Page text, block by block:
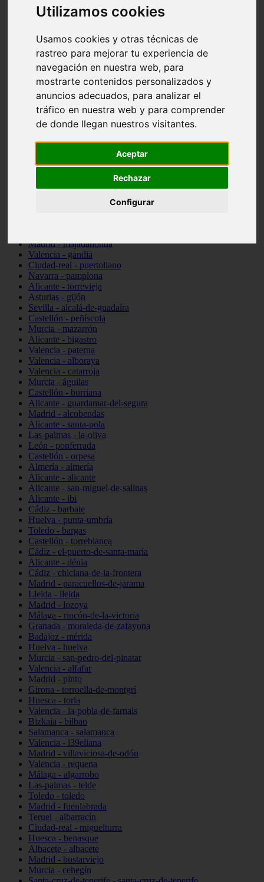
Utilizamos cookies
Usamos cookies y otras técnicas de
rastreo para mejorar tu experiencia de
navegación en nuestra web, para
mostrarte contenidos personalizados y
anuncios adecuados, para analizar el
tráfico en nuestra web y para comprender
de donde llegan nuestros visitantes.
Aceptar
Rechazar
Configurar
Valencia - beniparrell
Valencia - burjassot
Valencia - sagunt
Alicante - alcoi
Asturias - ribadesella
Castellón - benicàssim
Alicante - el-campello
Pontevedra - o-grove
Cádiz - rota
Madrid - las-rozas-de-madrid
Alicante - altea
Alicante - calp
Madrid - majadahonda
Valencia - gandia
Ciudad-real - puertollano
Navarra - pamplona
Alicante - torrevieja
Asturias - gijón
Sevilla - alcalá-de-guadaíra
Castellón - peñíscola
Murcia - mazarrón
Alicante - bigastro
Valencia - paterna
Valencia - alboraya
Valencia - catarroja
Murcia - águilas
Castellón - burriana
Alicante - guardamar-del-segura
Madrid - alcobendas
Alicante - santa-pola
Las-palmas - la-oliva
León - ponferrada
Castellón - orpesa
Almería - almería
Alicante - alicante
Alicante - san-miguel-de-salinas
Alicante - ibi
Cádiz - barbate
Huelva - punta-umbría
Toledo - bargas
Castellón - torreblanca
Cádiz - el-puerto-de-santa-maría
Alicante - dénia
Cádiz - chiclana-de-la-frontera
Madrid - paracuellos-de-jarama
Lleida - lleida
Madrid - lozoya
Málaga - rincón-de-la-victoria
Granada - moraleda-de-zafayona
Badajoz - mérida
Huelva - huelva
Murcia - san-pedro-del-pinatar
Valencia - alfafar
Madrid - pinto
Girona - torroella-de-montgrí
Huesca - torla
Valencia - la-pobla-de-farnals
Bizkaia - bilbao
Salamanca - salamanca
Valencia - l39eliana
Madrid - villaviciosa-de-odón
Valencia - requena
Málaga - algarrobo
Las-palmas - telde
Toledo - toledo
Madrid - fuenlabrada
Teruel - albarracín
Ciudad-real - miguelturra
Huesca - benasque
Albacete - albacete
Madrid - bustarviejo
Murcia - cehegín